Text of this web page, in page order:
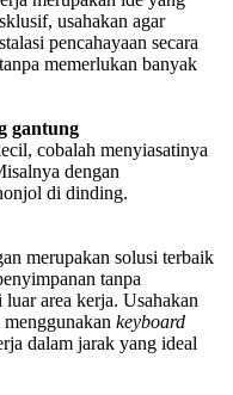
usahakan agar
pencahayaan secara
memerlukan banyak
gantung
cobalah menyiasatinya
dengan
di dinding.
merupakan solusi terbaik
tanpa
area kerja. Usahakan
keyboard
dalam jarak yang ideal